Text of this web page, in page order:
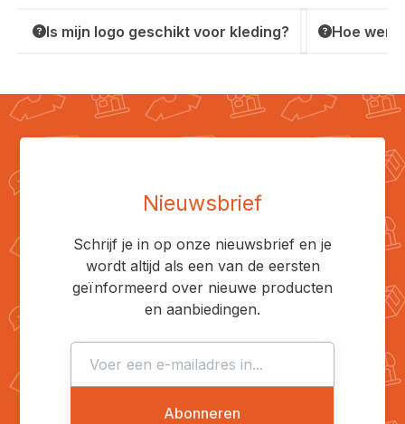
Is mijn logo geschikt voor kleding? Hoe
Nieuwsbrief
Schrijf je in op onze nieuwsbrief en je
wordt altijd als een van de eersten
geïnformeerd over nieuwe producten
en aanbiedingen.
Abonneren